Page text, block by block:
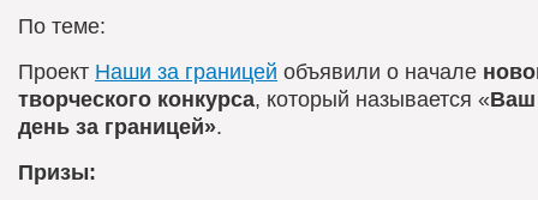
По теме:
Проект Наши за границей объявили о начале
творческого конкурса, который называется «
день за границей».
Призы: